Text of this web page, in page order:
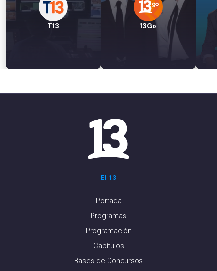
T13 13Go
El 13
Portada
Programas
Programación
Capítulos
Bases de Concursos